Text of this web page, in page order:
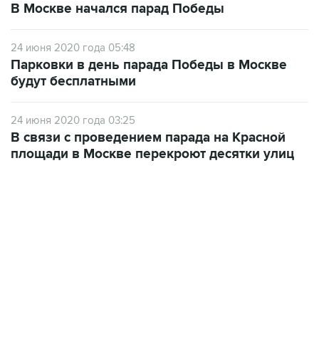
В Москве начался парад Победы
24 июня 2020 года 05:48
Парковки в день парада Победы в Москве
будут бесплатными
24 июня 2020 года 03:25
В связи с проведением парада на Красной
площади в Москве перекроют десятки улиц